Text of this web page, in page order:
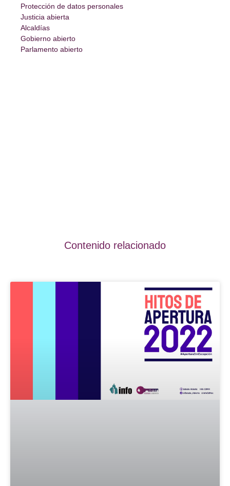
Protección de datos personales
Justicia abierta
Alcaldías
Gobierno abierto
Parlamento abierto
Contenido relacionado